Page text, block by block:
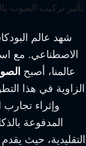
تأثير تركيب الصوت
شهد عالم
الاصطناعي. مع
عالمنا، أصبح
الزاوية في هذا
وإثراء تجارب
المدفوعة
التقليدية، حيث